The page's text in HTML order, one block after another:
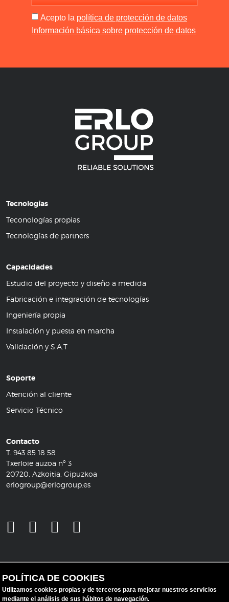
Acepto la política de protección de datos
Información básica sobre protección de datos
Tecnologías
Teconologías propias
Tecnologías de partners
Capacidades
Estudio del proyecto y diseño a medida
Fabricación e integración de tecnologías
Ingeniería propia
Instalación y puesta en marcha
Validación y S.A.T
Soporte
Atención al cliente
Servicio Técnico
Contacto
T. 943 85 18 58
Txerloie auzoa nº 3
20720, Azkoitia, Gipuzkoa
erlogroup@erlogroup.es
POLÍTICA DE COOKIES
Utilizamos cookies propias y de terceros para mejorar nuestros servicios
mediante el análisis de sus hábitos de navegación.